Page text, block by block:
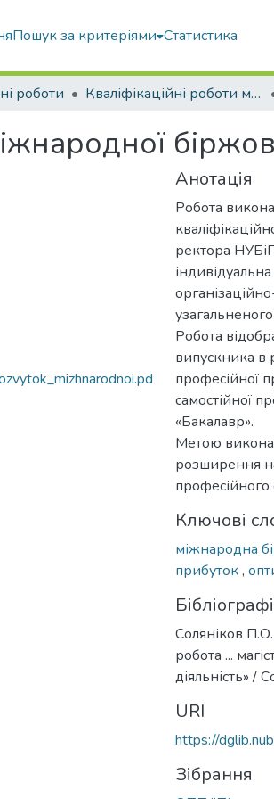
Пошук за критеріями Статистика
роботи Кваліфікаційні роботи магістрів
Анотація
Робота
ректора
Робота
випускника в
професійної
самостійної
«Бакалавр».
Метою
розширення
Ключові
міжнародна
прибуток,
Соляніков
робота ...
діяльність» /
URI
https://
Зібрання